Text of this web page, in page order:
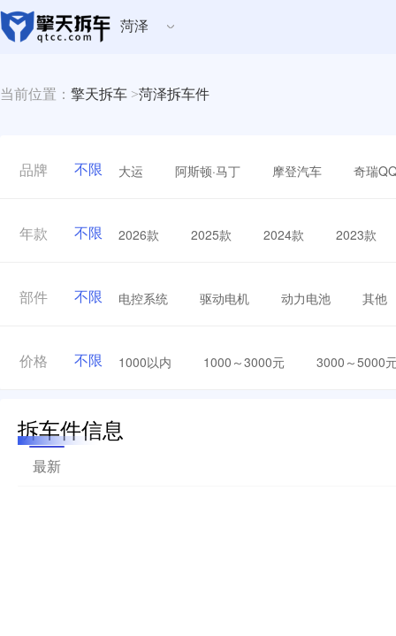
菏泽
当前位置： 擎天拆车 >菏泽拆车件
品牌 不限 大运 阿斯顿·马丁 摩登汽车 奇瑞
年款 不限 2026款 2025款 2024款 2023款
部件 不限 电控系统 驱动电机 动力电池 其他
价格 不限 1000以内 1000～3000元 3000～5000
拆车件信息
最新